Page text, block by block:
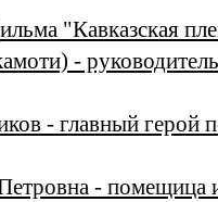
"Кавказская
-
- главный герой
-